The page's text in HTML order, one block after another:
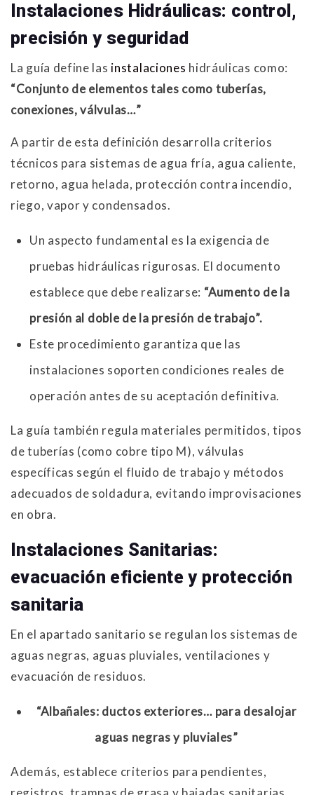
Instalaciones Hidráulicas: control,
precisión y seguridad
La guía define las instalaciones hidráulicas como:
“Conjunto de elementos tales como tuberías,
conexiones, válvulas…”
A partir de esta definición desarrolla criterios
técnicos para sistemas de agua fría, agua caliente,
retorno, agua helada, protección contra incendio,
riego, vapor y condensados.
Un aspecto fundamental es la exigencia de
pruebas hidráulicas rigurosas. El documento
establece que debe realizarse: “Aumento de la
presión al doble de la presión de trabajo”.
Este procedimiento garantiza que las
instalaciones soporten condiciones reales de
operación antes de su aceptación definitiva.
La guía también regula materiales permitidos, tipos
de tuberías (como cobre tipo M), válvulas
específicas según el fluido de trabajo y métodos
adecuados de soldadura, evitando improvisaciones
en obra.
Instalaciones Sanitarias:
evacuación eficiente y protección
sanitaria
En el apartado sanitario se regulan los sistemas de
aguas negras, aguas pluviales, ventilaciones y
evacuación de residuos.
“Albañales: ductos exteriores… para desalojar
aguas negras y pluviales”
Además, establece criterios para pendientes,